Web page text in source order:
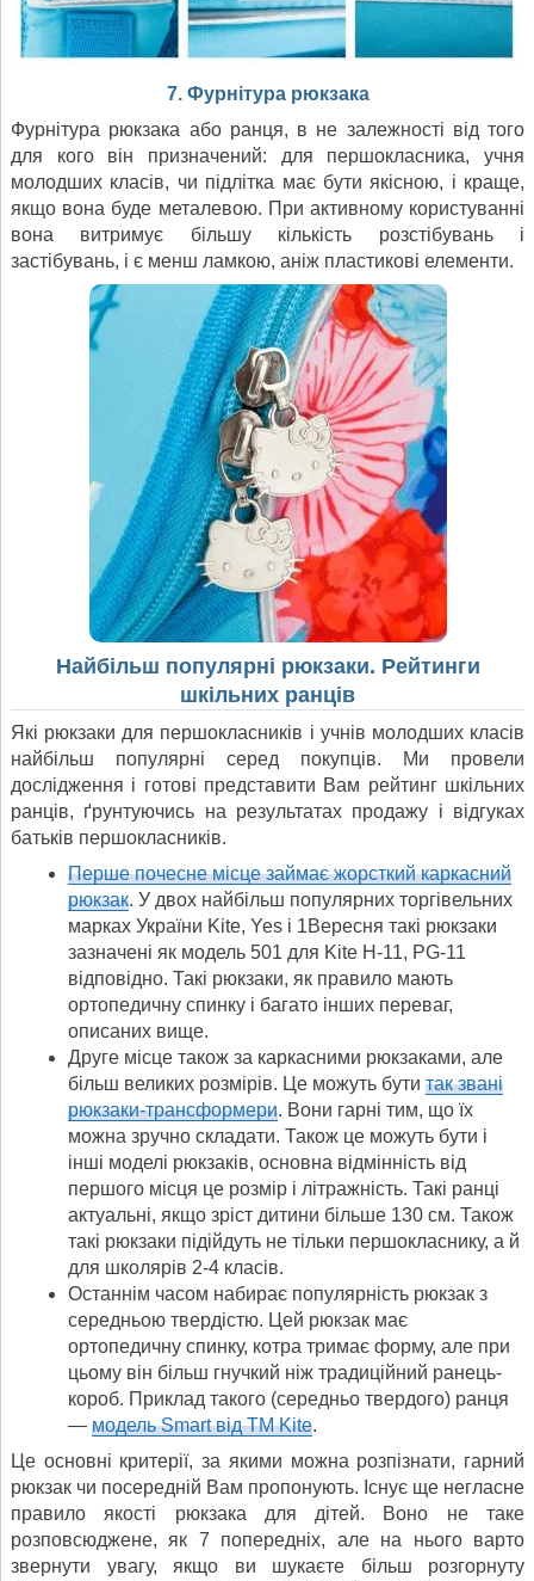
7. Фурнітура рюкзака
Фурнітура рюкзака або ранця, в не залежності від того
для кого він призначений: для першокласника, учня
молодших класів, чи підлітка має бути якісною, і краще,
якщо вона буде металевою. При активному користуванні
вона витримує більшу кількість розстібувань і
застібувань, і є менш ламкою, аніж пластикові елементи.
Найбільш популярні рюкзаки. Рейтинги
шкільних ранців
Які рюкзаки для першокласників і учнів молодших класів
найбільш популярні серед покупців. Ми провели
дослідження і готові представити Вам рейтинг шкільних
ранців, ґрунтуючись на результатах продажу і відгуках
батьків першокласників.
Перше почесне місце займає жорсткий каркасний
рюкзак. У двох найбільш популярних торгівельних
марках України Kite, Yes і 1Вересня такі рюкзаки
зазначені як модель 501 для Kite H-11, PG-11
відповідно. Такі рюкзаки, як правило мають
ортопедичну спинку і багато інших переваг,
описаних вище.
Друге місце також за каркасними рюкзаками, але
більш великих розмірів. Це можуть бути так звані
рюкзаки-трансформери. Вони гарні тим, що їх
можна зручно складати. Також це можуть бути і
інші моделі рюкзаків, основна відмінність від
першого місця це розмір і літражність. Такі ранці
актуальні, якщо зріст дитини більше 130 см. Також
такі рюкзаки підійдуть не тільки першокласнику, а й
для школярів 2-4 класів.
Останнім часом набирає популярність рюкзак з
середньою твердістю. Цей рюкзак має
ортопедичну спинку, котра тримає форму, але при
цьому він більш гнучкий ніж традиційний ранець-
короб. Приклад такого (середньо твердого) ранця
— модель Smart від ТМ Kite.
Це основні критерії, за якими можна розпізнати, гарний
рюкзак чи посередній Вам пропонують. Існує ще негласне
правило якості рюкзака для дітей. Воно не таке
розповсюджене, як 7 попередніх, але на нього варто
звернути увагу, якщо ви шукаєте більш розгорнуту